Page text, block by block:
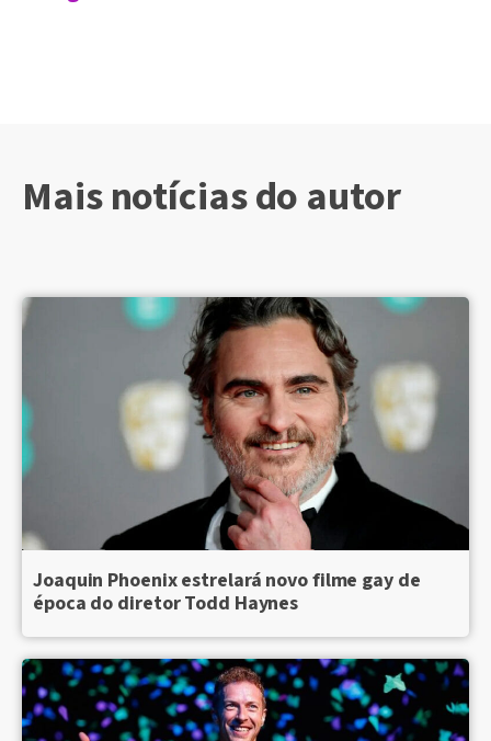
Mais notícias do autor
Joaquin Phoenix estrelará novo filme gay de
época do diretor Todd Haynes